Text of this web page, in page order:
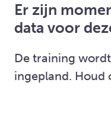
Er zijn
data voor
De training
ingepland. Houd